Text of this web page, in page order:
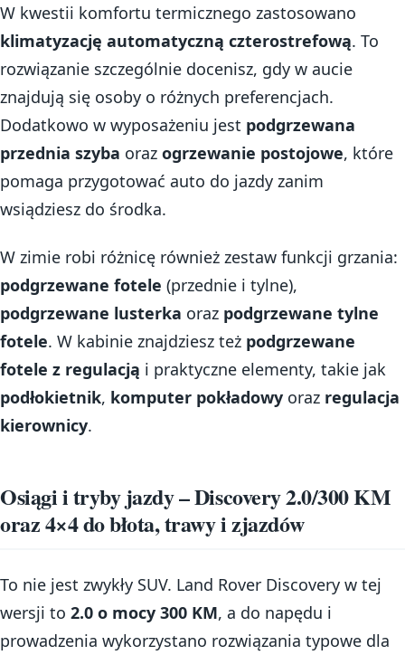
W kwestii komfortu termicznego zastosowano
klimatyzację automatyczną czterostrefową. To
rozwiązanie szczególnie docenisz, gdy w aucie
znajdują się osoby o różnych preferencjach.
Dodatkowo w wyposażeniu jest podgrzewana
przednia szyba oraz ogrzewanie postojowe, które
pomaga przygotować auto do jazdy zanim
wsiądziesz do środka.
W zimie robi różnicę również zestaw funkcji grzania:
podgrzewane fotele (przednie i tylne),
podgrzewane lusterka oraz podgrzewane tylne
fotele. W kabinie znajdziesz też podgrzewane
fotele z regulacją i praktyczne elementy, takie jak
podłokietnik, komputer pokładowy oraz regulacja
kierownicy.
Osiągi i tryby jazdy – Discovery 2.0/300 KM
oraz 4×4 do błota, trawy i zjazdów
To nie jest zwykły SUV. Land Rover Discovery w tej
wersji to 2.0 o mocy 300 KM, a do napędu i
prowadzenia wykorzystano rozwiązania typowe dla